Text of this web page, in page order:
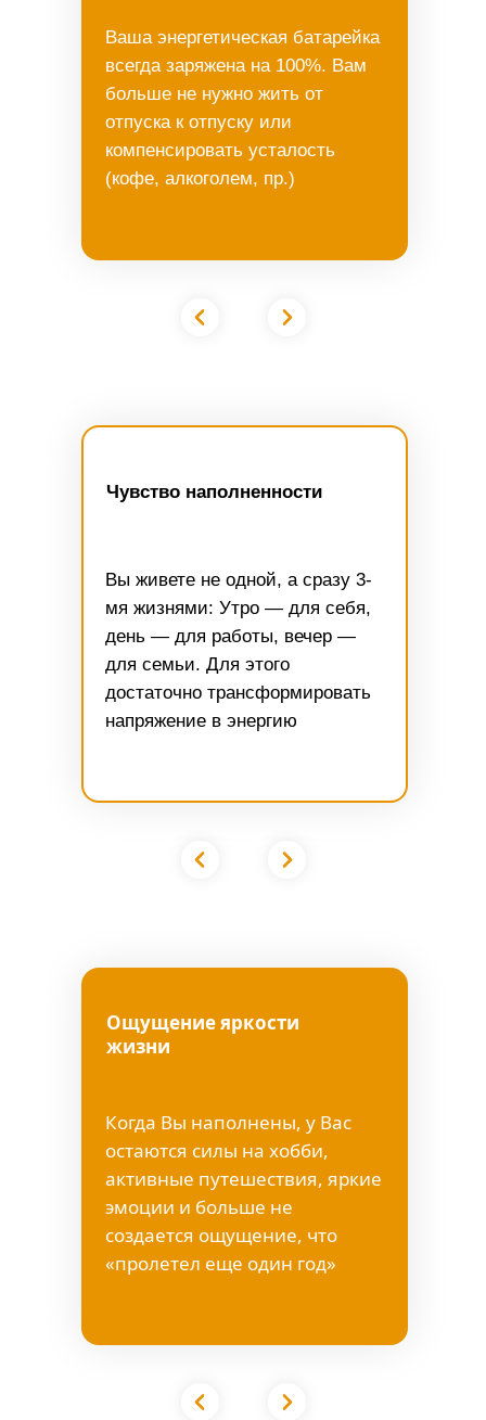
Ваша энергетическая батарейка
всегда заряжена на 100%. Вам
больше не нужно жить от
отпуска к отпуску или
компенсировать усталость
(кофе, алкоголем, пр.)
Чувство наполненности
Вы живете не одной, а сразу 3-
мя жизнями: Утро — для себя,
день — для работы, вечер —
для семьи. Для этого
достаточно трансформировать
напряжение в энергию
Ощущение яркости
жизни
Когда Вы наполнены, у Вас
остаются силы на хобби,
активные путешествия, яркие
эмоции и больше не
создается ощущение, что
«пролетел еще один год»